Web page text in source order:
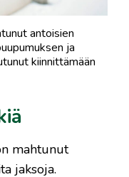
antoisien
ja
kiinnittämään
mahtunut
jaksoja.